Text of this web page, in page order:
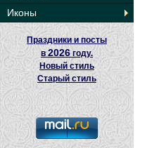
Иконы
Праздники и посты
в2026 году.
Новый стиль
Старый стиль